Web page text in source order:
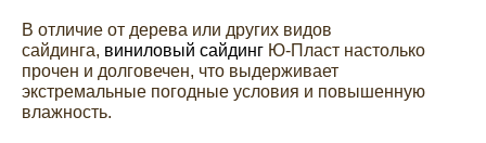
В отличие от дерева или других видов
сайдинга, виниловый сайдинг Ю-Пласт настолько
прочен и долговечен, что выдерживает
экстремальные погодные условия и повышенную
влажность.